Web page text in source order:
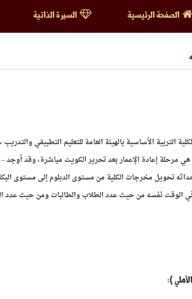
الصفحة الرئيسية السيرة الذاتية
مرحلة إعادة الإعمار بعد تحرير الكويت مباشرة، وقد أوجد –
تحويل مخرجات الكلية من مستوى الدبلوم إلى مستوى
في الوقت نفسه من حيث عدد الطلاب والطالبات ومن حيث
):